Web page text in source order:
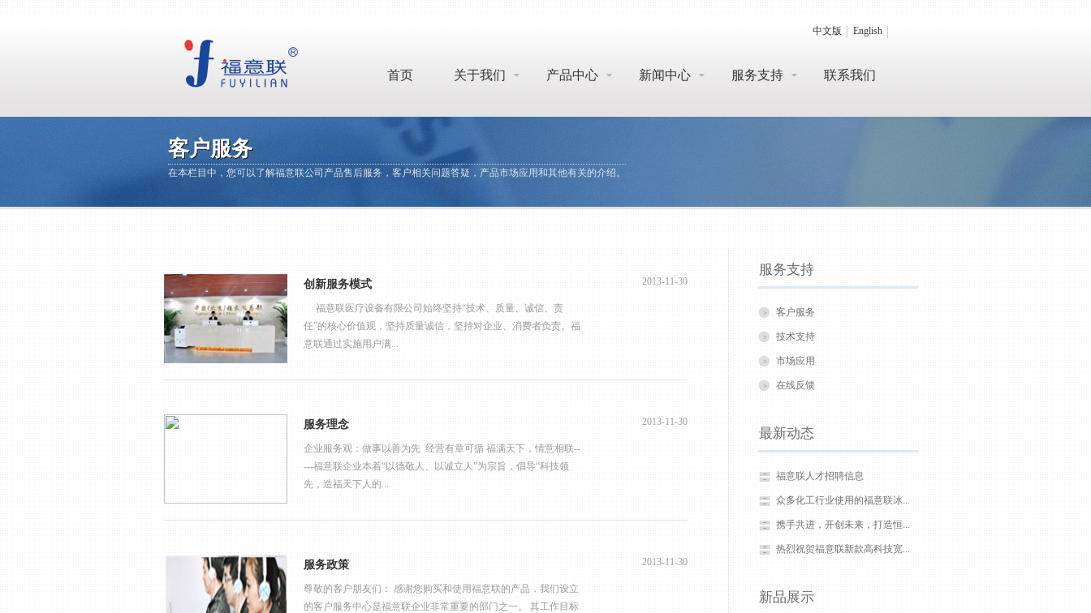
中文版 English
首页 关于我们 产品中心 新闻中心 服务支持 联系我们
客户服务
在本栏目中，您可以了解福意联公司产品售后服务，客户相关问题答疑，产品市场应用和其他有关的介绍。
创新服务模式
福意联医疗设备有限公司始终坚持“技术、质量、诚信、责
任”的核心价值观，坚持质量诚信，坚持对企业、消费者负责。福
意联通过实施用户满...
2013-11-30
服务理念
企业服务观：做事以善为先 经营有章可循 福满天下，情意相联--
---福意联企业本着“以德敬人、以诚立人”为宗旨，倡导“科技领
先，造福天下人的...
2013-11-30
服务政策
尊敬的客户朋友们： 感谢您购买和使用福意联的产品，我们设立
的客户服务中心是福意联企业非常重要的部门之一。 其工作目标
2013-11-30
服务支持
客户服务
技术支持
市场应用
在线反馈
最新动态
福意联人才招聘信息
众多化工行业使用的福意联冰...
携手共进，开创未来，打造恒...
热烈祝贺福意联新款高科技宽...
新品展示